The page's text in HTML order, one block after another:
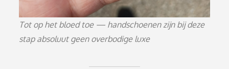
Tot op het bloed toe — handschoenen zijn bij deze
stap absoluut geen overbodige luxe